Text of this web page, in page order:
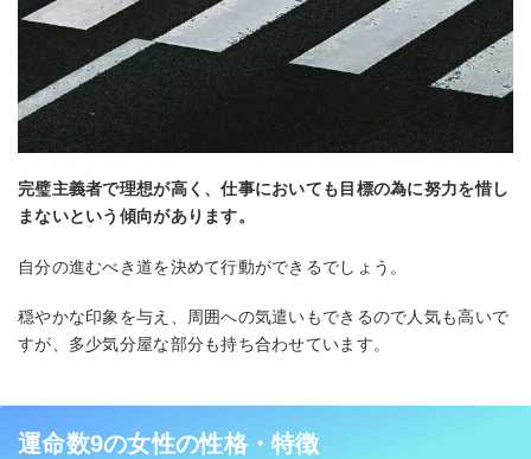
完璧主義者で理想が高く、仕事においても目標の為に努力を惜し
まないという傾向があります。
自分の進むべき道を決めて行動ができるでしょう。
穏やかな印象を与え、周囲への気遣いもできるので人気も高いで
すが、多少気分屋な部分も持ち合わせています。
運命数9の女性の性格・特徴